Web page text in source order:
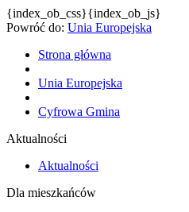
{index_ob_css}{index_ob_js}
Powróć do: Unia Europejska
Strona główna
Unia Europejska
Cyfrowa Gmina
Aktualności
Aktualności
Dla mieszkańców